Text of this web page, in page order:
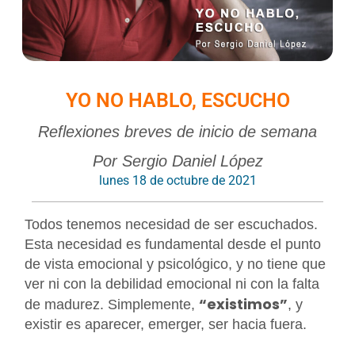
YO NO HABLO, ESCUCHO
Reflexiones breves de inicio de semana
Por Sergio Daniel López
lunes 18 de octubre de 2021
Todos tenemos necesidad de ser escuchados.
Esta necesidad es fundamental desde el punto
de vista emocional y psicológico, y no tiene que
ver ni con la debilidad emocional ni con la falta
de madurez. Simplemente, “existimos”, y
existir es aparecer, emerger, ser hacia fuera.